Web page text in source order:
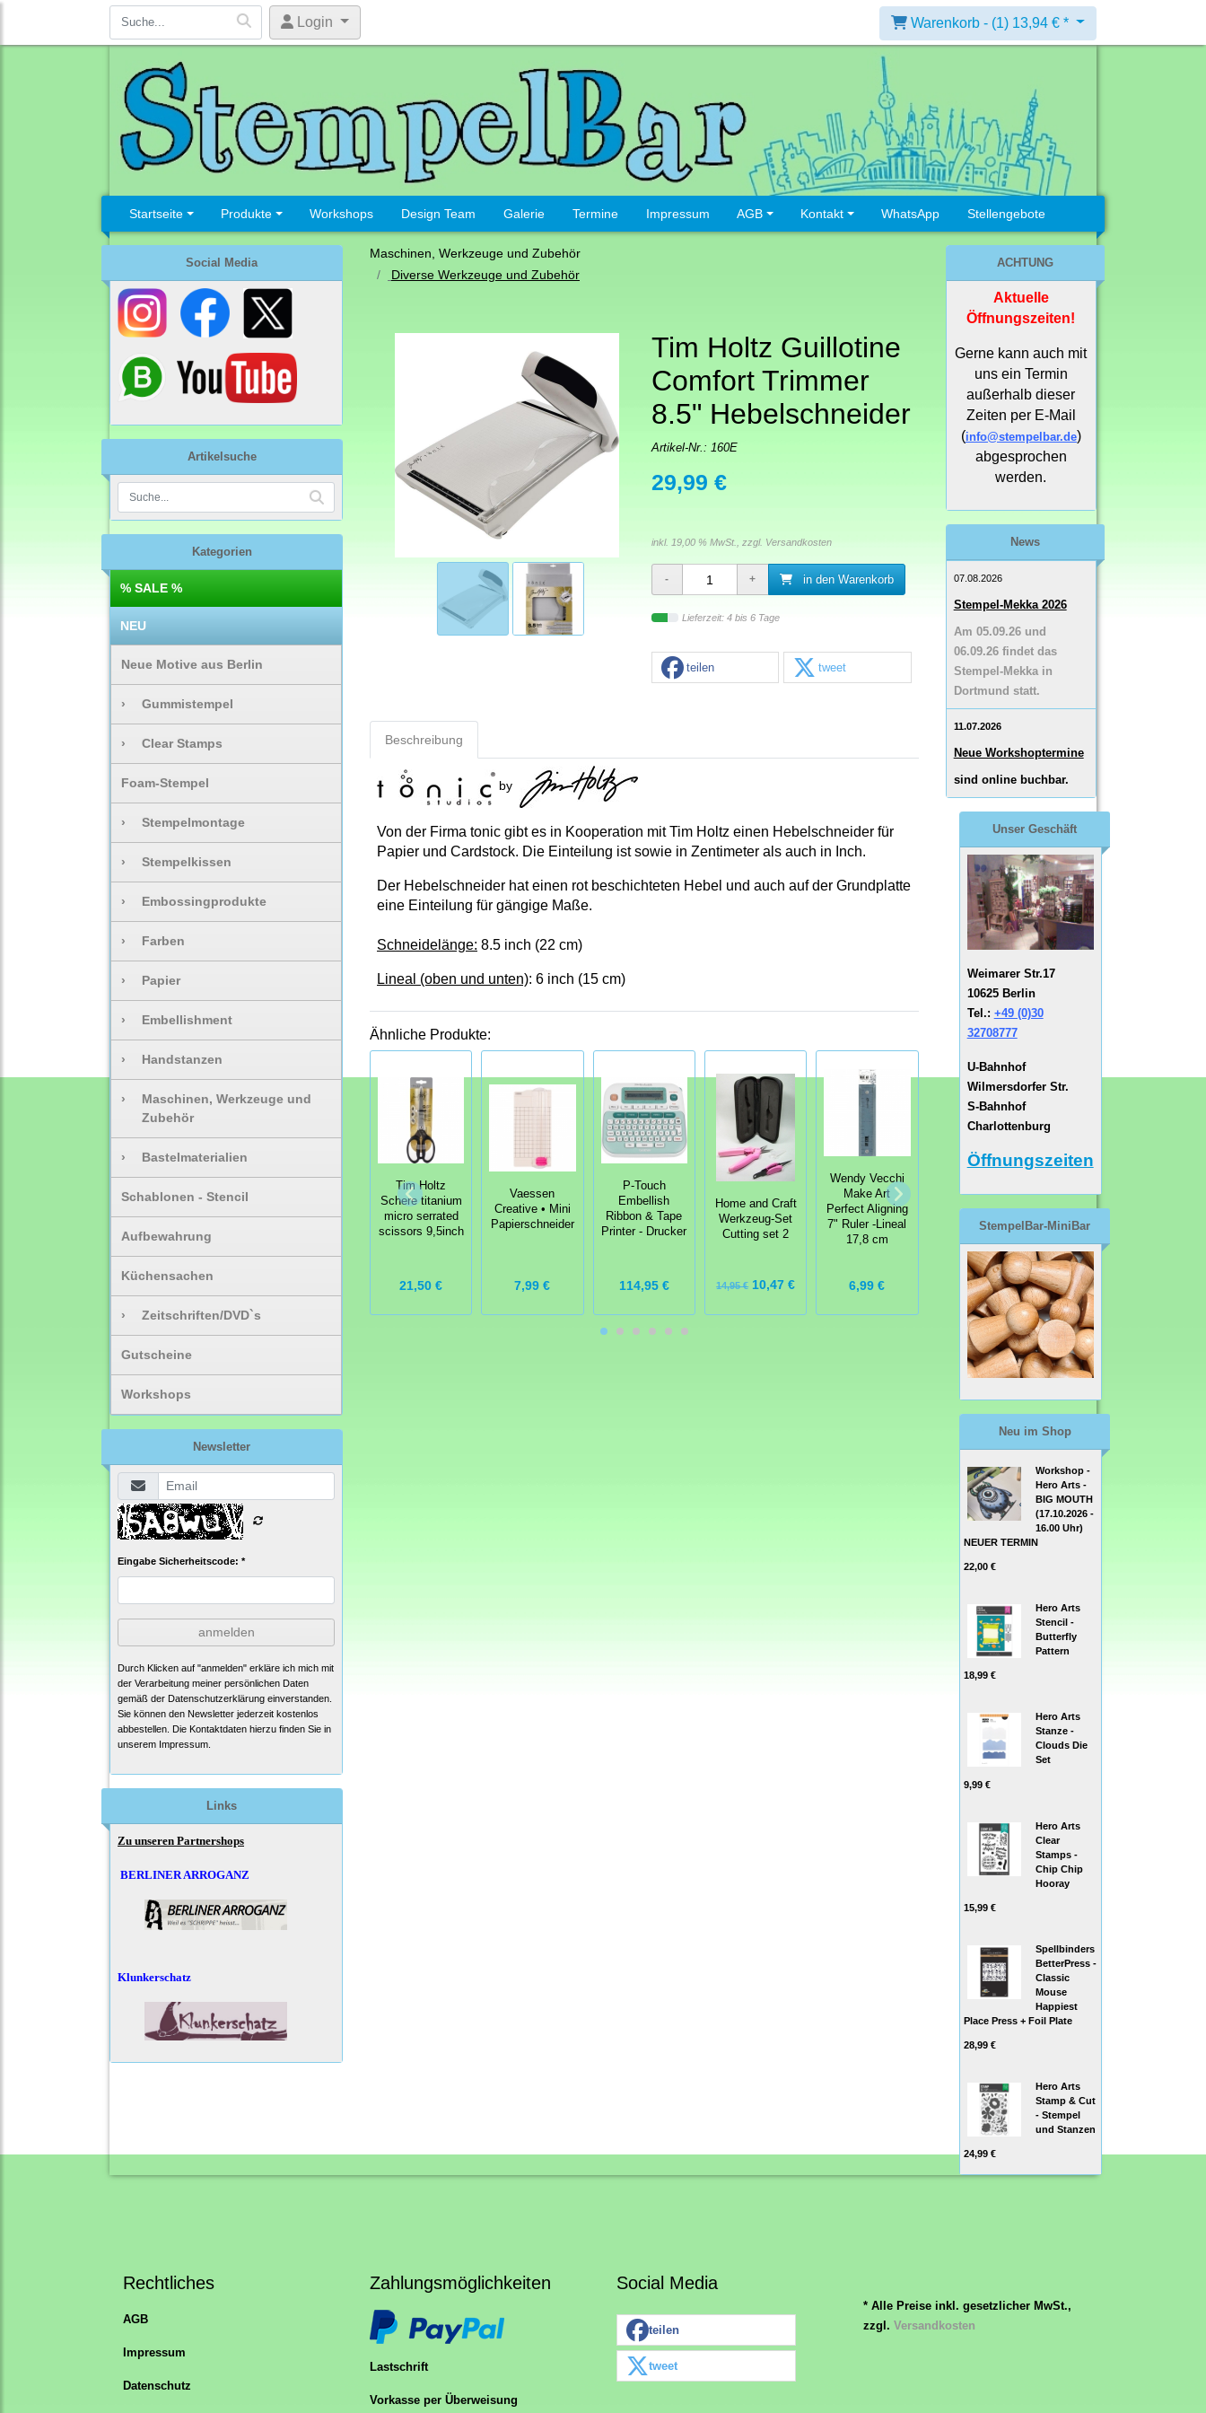
Login Warenkorb - (1) 13,94 € *
Startseite Produkte Workshops Design Team Galerie Termine Impressum AGB Kontakt WhatsApp Stellengebote
Social Media
Artikelsuche
Kategorien
% SALE %
NEU
Neue Motive aus Berlin
› Gummistempel
› Clear Stamps
Foam-Stempel
› Stempelmontage
› Stempelkissen
› Embossingprodukte
› Farben
› Papier
› Embellishment
› Handstanzen
›
Maschinen, Werkzeuge und
Zubehör
› Bastelmaterialien
Schablonen - Stencil
Aufbewahrung
Küchensachen
› Zeitschriften/DVD`s
Gutscheine
Workshops
Newsletter
Eingabe Sicherheitscode: *
anmelden
Durch Klicken auf "anmelden" erkläre ich mich mit
der Verarbeitung meiner persönlichen Daten
gemäß der Datenschutzerklärung einverstanden.
Sie können den Newsletter jederzeit kostenlos
abbestellen. Die Kontaktdaten hierzu finden Sie in
unserem Impressum.
Links
Zu unseren Partnershops
BERLINER ARROGANZ
Klunkerschatz
Maschinen, Werkzeuge und Zubehör
Diverse Werkzeuge und Zubehör
Tim Holtz Guillotine
Comfort Trimmer
8.5" Hebelschneider
Artikel-Nr.: 160E
29,99 €
inkl. 19,00 % MwSt., zzgl. Versandkosten
in den Warenkorb
Lieferzeit: 4 bis 6 Tage
teilen tweet
Beschreibung
by
Von der Firma tonic gibt es in Kooperation mit Tim Holtz einen Hebelschneider für
Papier und Cardstock. Die Einteilung ist sowie in Zentimeter als auch in Inch.
Der Hebelschneider hat einen rot beschichteten Hebel und auch auf der Grundplatte
eine Einteilung für gängige Maße.
Schneidelänge: 8.5 inch (22 cm)
Lineal (oben und unten): 6 inch (15 cm)
Ähnliche Produkte:
Tim Holtz
Schere titanium
micro serrated
scissors 9,5inch
21,50 €
Vaessen
Creative • Mini
Papierschneider
7,99 €
P-Touch
Embellish
Ribbon & Tape
Printer - Drucker
114,95 €
Home and Craft
Werkzeug-Set
Cutting set 2
14,95 € 10,47 €
Wendy Vecchi
Make Art
Perfect Aligning
7" Ruler -Lineal
17,8 cm
6,99 €
Mini Ink
Blending Tool
Schwämmchengriff
6,99 €
Applicator Felts
(rund)
5,99 €
ACHTUNG
Aktuelle
Öffnungszeiten!
Gerne kann auch mit
uns ein Termin
außerhalb dieser
Zeiten per E-Mail
(info@stempelbar.de)
abgesprochen
werden.
News
07.08.2026
Stempel-Mekka 2026
Am 05.09.26 und
06.09.26 findet das
Stempel-Mekka in
Dortmund statt.
11.07.2026
Neue Workshoptermine
sind online buchbar.
Unser Geschäft
Weimarer Str.17
10625 Berlin
Tel.: +49 (0)30
32708777
U-Bahnhof
Wilmersdorfer Str.
S-Bahnhof
Charlottenburg
Öffnungszeiten
StempelBar-MiniBar
Neu im Shop
Workshop -
Hero Arts -
BIG MOUTH
(17.10.2026 -
16.00 Uhr)
NEUER TERMIN
22,00 €
Hero Arts
Stencil -
Butterfly
Pattern
18,99 €
Hero Arts
Stanze -
Clouds Die
Set
9,99 €
Hero Arts
Clear
Stamps -
Chip Chip
Hooray
15,99 €
Spellbinders
BetterPress -
Classic
Mouse
Happiest
Place Press + Foil Plate
28,99 €
Hero Arts
Stamp & Cut
- Stempel
und Stanzen
24,99 €
Rechtliches
AGB
Impressum
Datenschutz
Zahlungsmöglichkeiten
Lastschrift
Vorkasse per Überweisung
Social Media
teilen
tweet
* Alle Preise inkl. gesetzlicher MwSt.,
zzgl. Versandkosten